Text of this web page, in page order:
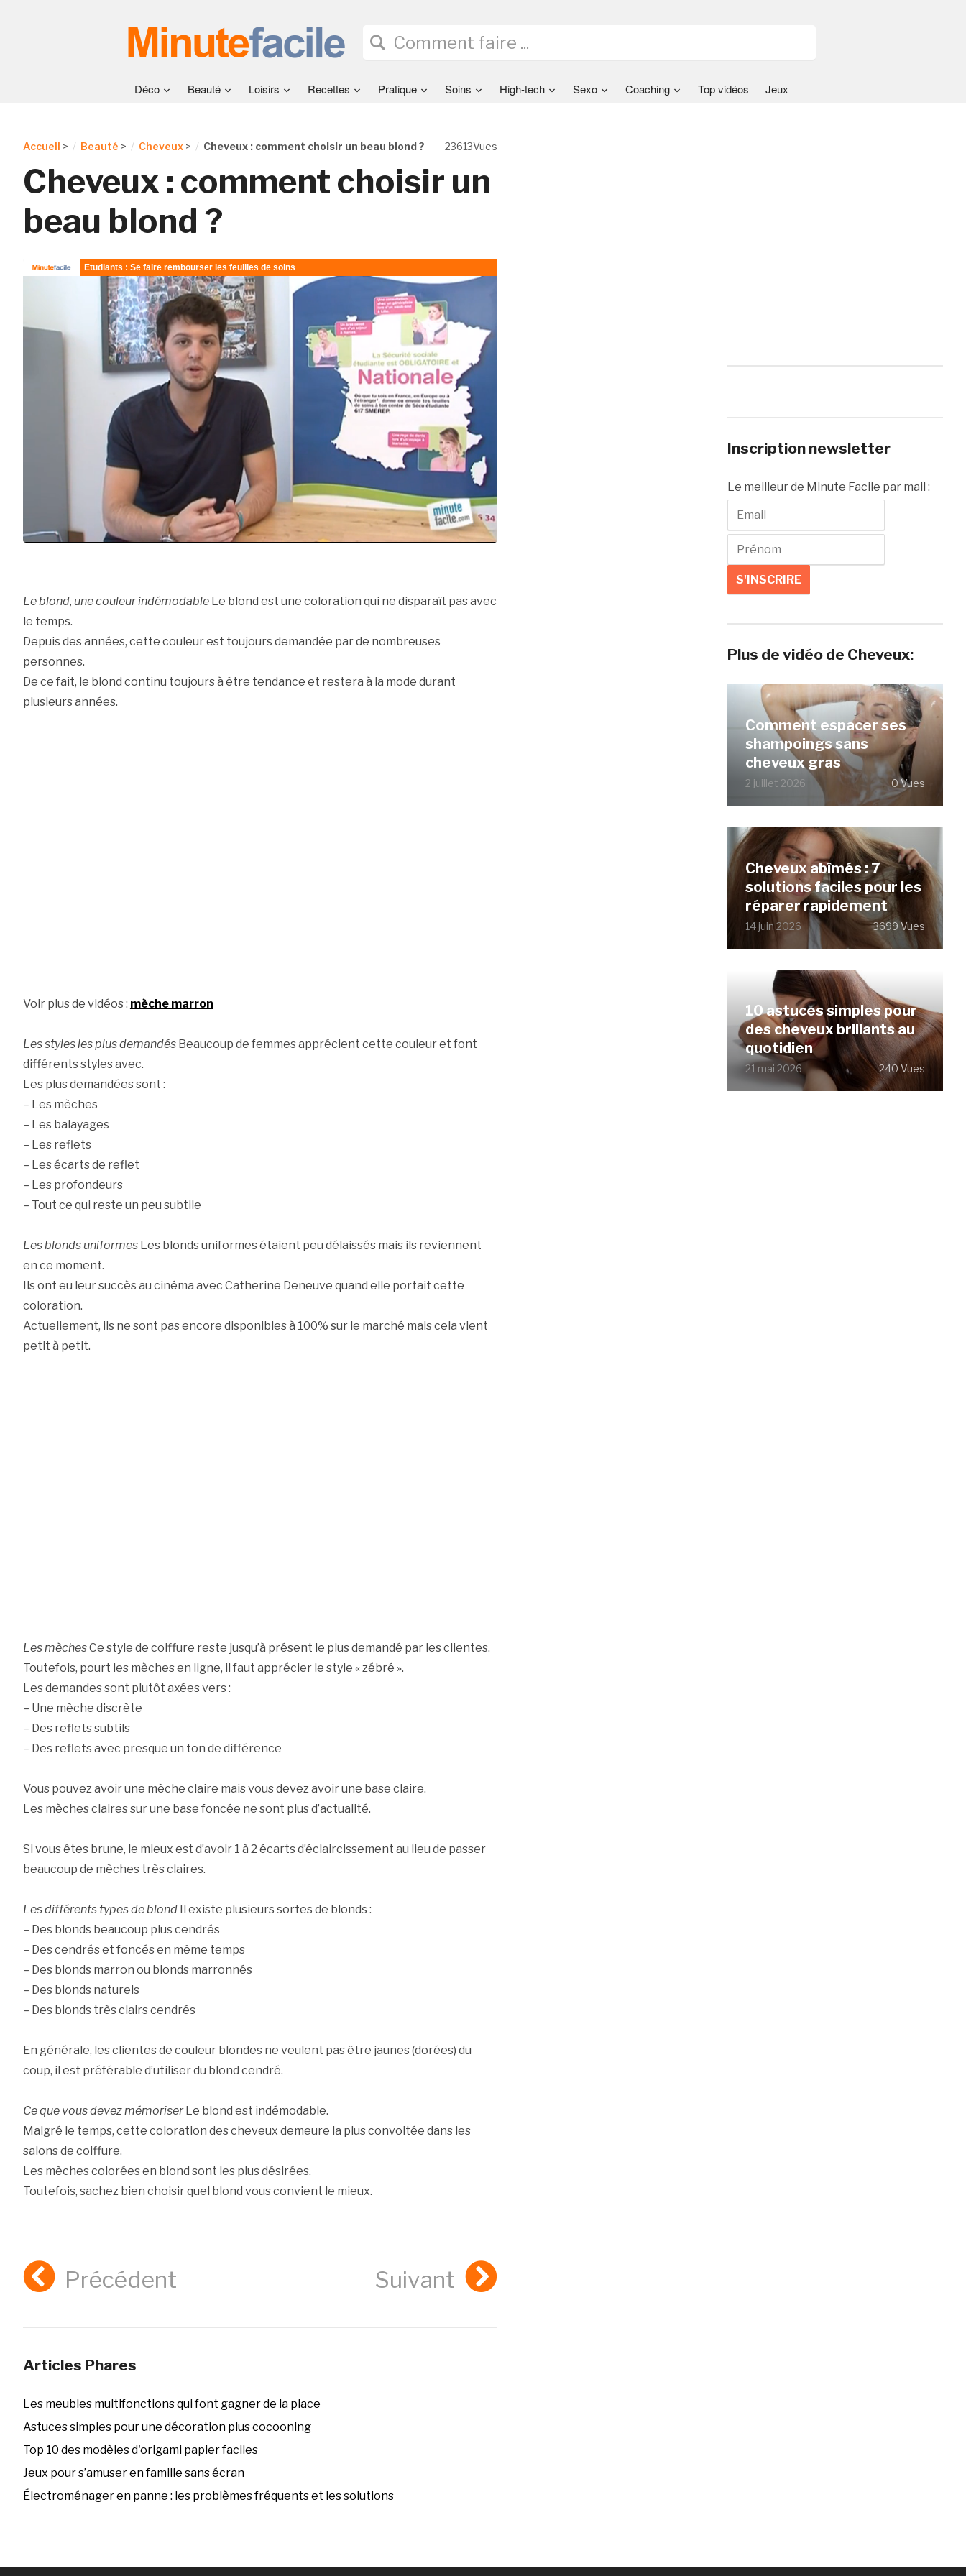
Déco Beauté Loisirs Recettes Pratique Soins High-tech Sexo Coaching Top vidéos Jeux
23613Vues
Accueil > Beauté > Cheveux> Cheveux : comment choisir un beau blond ?
Cheveux : comment choisir un
beau blond ?
Le blond, une couleur indémodableLe blond est une coloration qui ne disparaît pas avec
le temps.
Depuis des années, cette couleur est toujours demandée par de nombreuses
personnes.
De ce fait, le blond continu toujours à être tendance et restera à la mode durant
plusieurs années.
Voir plus de vidéos : mèche marron
Les styles les plus demandésBeaucoup de femmes apprécient cette couleur et font
différents styles avec.
Les plus demandées sont :
– Les mèches
– Les balayages
– Les reflets
– Les écarts de reflet
– Les profondeurs
– Tout ce qui reste un peu subtile
Les blonds uniformesLes blonds uniformes étaient peu délaissés mais ils reviennent
en ce moment.
Ils ont eu leur succès au cinéma avec Catherine Deneuve quand elle portait cette
coloration.
Actuellement, ils ne sont pas encore disponibles à 100% sur le marché mais cela vient
petit à petit.
Les mèchesCe style de coiffure reste jusqu’à présent le plus demandé par les clientes.
Toutefois, pourt les mèches en ligne, il faut apprécier le style « zébré ».
Les demandes sont plutôt axées vers :
– Une mèche discrète
– Des reflets subtils
– Des reflets avec presque un ton de différence
Vous pouvez avoir une mèche claire mais vous devez avoir une base claire.
Les mèches claires sur une base foncée ne sont plus d’actualité.
Si vous êtes brune, le mieux est d’avoir 1 à 2 écarts d’éclaircissement au lieu de passer
beaucoup de mèches très claires.
Les différents types de blondIl existe plusieurs sortes de blonds :
– Des blonds beaucoup plus cendrés
– Des cendrés et foncés en même temps
– Des blonds marron ou blonds marronnés
– Des blonds naturels
– Des blonds très clairs cendrés
En générale, les clientes de couleur blondes ne veulent pas être jaunes (dorées) du
coup, il est préférable d’utiliser du blond cendré.
Ce que vous devez mémoriserLe blond est indémodable.
Malgré le temps, cette coloration des cheveux demeure la plus convoitée dans les
salons de coiffure.
Les mèches colorées en blond sont les plus désirées.
Toutefois, sachez bien choisir quel blond vous convient le mieux.
Précédent Suivant
Articles Phares
Les meubles multifonctions qui font gagner de la place
Astuces simples pour une décoration plus cocooning
Top 10 des modèles d'origami papier faciles
Jeux pour s’amuser en famille sans écran
Électroménager en panne : les problèmes fréquents et les solutions
Inscription newsletter
Le meilleur de Minute Facile par mail :
Plus de vidéo de Cheveux:
Comment espacer ses
shampoings sans
cheveux gras
2 juillet 2026 0 Vues
Cheveux abîmés : 7
solutions faciles pour les
réparer rapidement
14 juin 2026 3699 Vues
10 astuces simples pour
des cheveux brillants au
quotidien
21 mai 2026 240 Vues